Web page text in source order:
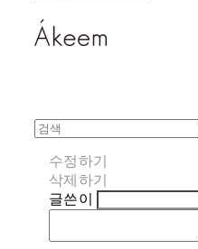
수정하기
삭제하기
글쓴이